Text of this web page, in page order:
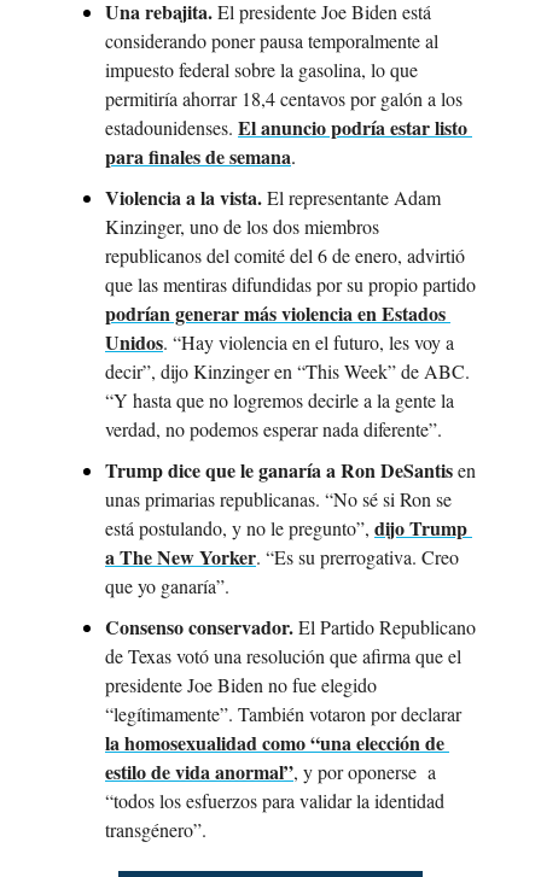
Una rebajita. El presidente Joe Biden está
considerando poner pausa temporalmente al
impuesto federal sobre la gasolina, lo que
permitiría ahorrar 18,4 centavos por galón a los
estadounidenses. El anuncio podría estar listo
para finales de semana.
Violencia a la vista. ​​El representante Adam
Kinzinger, uno de los dos miembros
republicanos del comité del 6 de enero, advirtió
podrían generar más violencia en Estados
Unidos. “Hay violencia en el futuro, les voy a
decir”, dijo Kinzinger en “This Week” de ABC.
“Y hasta que no logremos decirle a la gente la
verdad, no podemos esperar nada diferente”.
Trump dice que le ganaría a Ron DeSantis en
unas primarias republicanas. “No sé si Ron se
está postulando, y no le pregunto”, dijo Trump
a The New Yorker. “Es su prerrogativa. Creo
que yo ganaría”.
Consenso conservador. El Partido Republicano
de Texas votó una resolución que afirma que el
presidente Joe Biden no fue elegido
“legítimamente”. También votaron por declarar
la homosexualidad como “una elección de
estilo de vida anormal”, y por oponerse  a
“todos los esfuerzos para validar la identidad
transgénero”.